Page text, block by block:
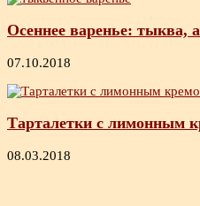
Осеннее варенье: тыква,
07.10.2018
Тарталетки с лимонным
08.03.2018